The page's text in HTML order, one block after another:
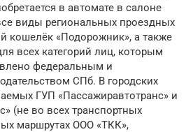
в автомате в салоне
виды региональных проездных
кошелёк «Подорожник», а также
всех категорий лиц, которым
федеральным и
СПб. В городских
ГУП «Пассажиравтотранс» и
(не во всех транспортных
маршрутах ООО «ТКК»,